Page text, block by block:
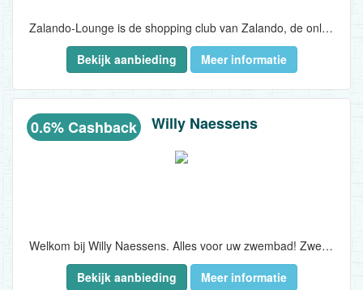
Zalando-Lounge is de shopping club van Zalando, de online shop voor schoenen en mode met het grootste aanbod van België...
Bekijk aanbieding
Meer informatie
0.6% Cashback Willy Naessens
Welkom bij Willy Naessens. Alles voor uw zwembad! Zwembad.be is dé online webshop in België en Nederland voor het onderhoud van je zwembad. Al
meer dan 50 jaar onderhoudt Willy Naessens Swimming Pools de zwembaden van zijn klanten.
Bekijk aanbieding Meer informatie